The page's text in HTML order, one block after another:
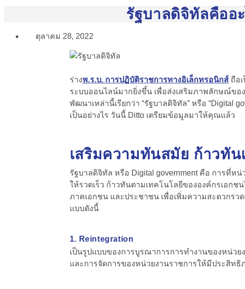
รัฐบาลดิจิทัลคืออ
ตุลาคม 28, 2022
ร่างพ.ร.บ. การปฏิบัติราชการทางอิเล็กทรอนิกส์ถือเ
ระบบออนไลน์มากยิ่งขึ้น เพื่อส่งเสริมภาพลักษณ์ข
พัฒนาเหล่านี้เรียกว่า “รัฐบาลดิจิทัล” หรือ “Digital
เป็นอย่างไร วันนี้ Ditto เตรียมข้อมูลมาให้คุณแล้ว
เสริมความทันสมัย ก้าวทั
รัฐบาลดิจิทัล หรือ Digital government คือ การที่หน่
ให้รวดเร็ว ก้าวทันตามเทคโนโลยีขององค์กรเอกช
ภาคเอกชน และประชาชน เพื่อเพิ่มความสะดวกร
แบบดังนี้
1. Reintegration
เป็นรูปแบบของการบูรณาการการทำงานของหน่วย
และการจัดการของหน่วยงานราชการให้มีประสิทธิ